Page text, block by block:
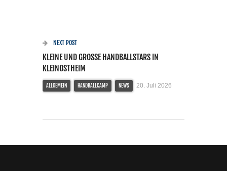
NEXT POST
KLEINE UND GROSSE HANDBALLSTARS IN K
LEINOSTHEIM
ALLGEMEIN HANDBALLCAMP NEWS 20. Juli 2026